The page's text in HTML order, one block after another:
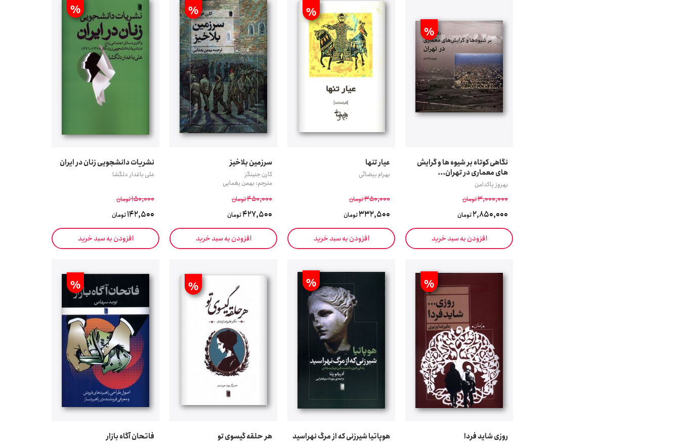
%
نگاهی کوتاه بر شیوه ها و گرایش
های معماری در تهران...
بهروز پاکدامن
3,000,000تومان
2,850,000تومان
افزودن به سبد خرید
%
عیار تنها
بهرام بیضائی
350,000تومان
332,500تومان
افزودن به سبد خرید
%
سرزمین بلاخیز
کارن جنینگز
مترجم: بهمن یغمایی
450,000تومان
427,500تومان
افزودن به سبد خرید
%
نشریات دانشجویی زنان در ایران
علی باغدار دلگشا
150,000تومان
142,500تومان
افزودن به سبد خرید
%
روزی شاید فردا
%
هوپاتیا شیرزنی که از مرگ نهراسید
%
هر حلقه گیسوی تو
%
فاتحان آگاه بازار